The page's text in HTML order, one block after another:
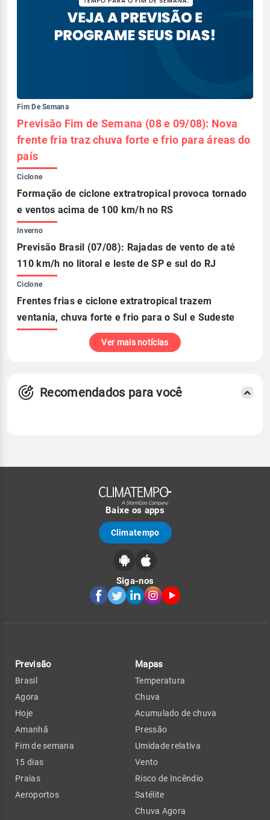
Fim De Semana
Previsão Fim de Semana (08 e 09/08): Nova
frente fria traz chuva forte e frio para áreas do
país
Ciclone
Formação de ciclone extratropical provoca tornado
e ventos acima de 100 km/h no RS
Inverno
Previsão Brasil (07/08): Rajadas de vento de até
110 km/h no litoral e leste de SP e sul do RJ
Ciclone
Frentes frias e ciclone extratropical trazem
ventania, chuva forte e frio para o Sul e Sudeste
Ver mais notícias
Recomendados para você
Baixe os apps
Climatempo
Siga-nos
Previsão
Brasil
Agora
Hoje
Amanhã
Fim de semana
15 dias
Praias
Aeroportos
Mapas
Temperatura
Chuva
Acumulado de chuva
Pressão
Umidade relativa
Vento
Risco de Incêndio
Satélite
Chuva Agora